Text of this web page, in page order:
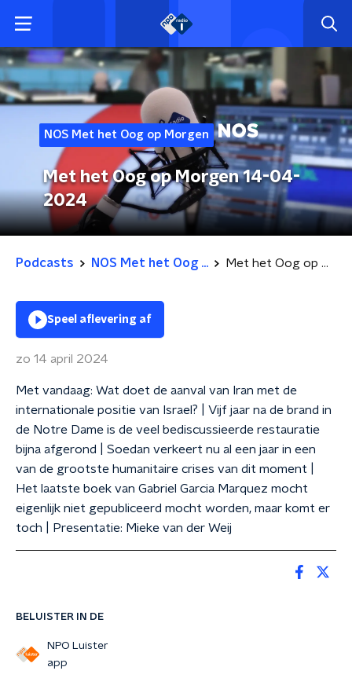
NOS Met het Oog op Morgen
Met het Oog op Morgen 14-04-
2024
Podcasts NOS Met het Oog ... Met het Oog op Morgen 14-04-2024
BELUISTER IN DE
NPO Luister
app
Speel aflevering af
zo 14 april 2024
Met vandaag: Wat doet de aanval van Iran met de
internationale positie van Israel? | Vijf jaar na de brand in
de Notre Dame is de veel bediscussieerde restauratie
bijna afgerond | Soedan verkeert nu al een jaar in een
van de grootste humanitaire crises van dit moment |
Het laatste boek van Gabriel Garcia Marquez mocht
eigenlijk niet gepubliceerd mocht worden, maar komt er
toch | Presentatie: Mieke van der Weij